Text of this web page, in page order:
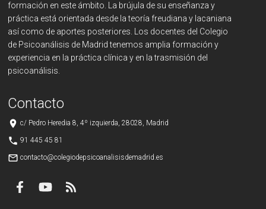
formación en este ámbito. La brújula de su enseñanza y
práctica está orientada desde la teoría freudiana y lacaniana
así como de aportes posteriores. Los docentes del Colegio
de Psicoanálisis de Madrid tenemos amplia formación y
experiencia en la práctica clínica y en la trasmisión del
psicoanálisis.
Contacto
place c/ Pedro Heredia 8, 4º izquierda, 28028, Madrid
phone 91 445 45 81
mail_outline contacto@colegiodepsicoanalisisdemadrid.es